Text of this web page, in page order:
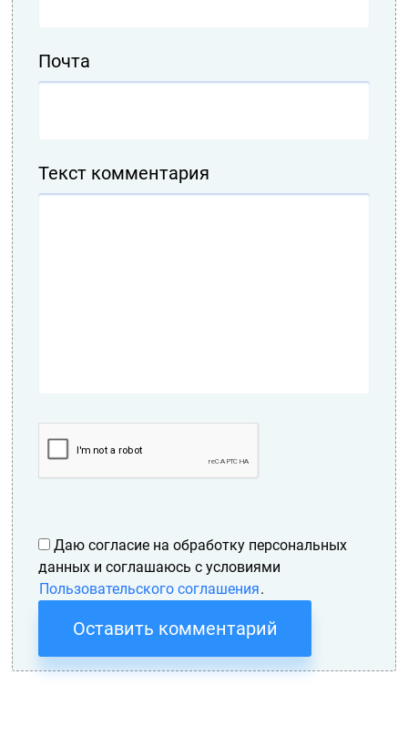
Почта
Текст комментария
Оставить комментарий
Даю согласие на обработку персональных
данных и соглашаюсь с условиями
Пользовательского соглашения.